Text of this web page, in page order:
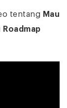
tentang Mau
Roadmap